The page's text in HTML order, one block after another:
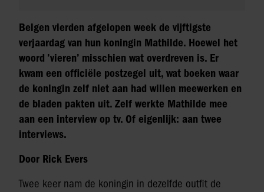
Belgen vierden afgelopen week de vijftigste
verjaardag van hun koningin Mathilde. Hoewel het
woord ’vieren’ misschien wat overdreven is. Er
kwam een officiële postzegel uit, wat boeken waar
de koningin zelf niet aan had willen meewerken en
de bladen pakten uit. Zelf werkte Mathilde mee
aan een interview op tv. Of eigenlijk: aan twee
interviews.
Door Rick Evers
Twee keer nam de koningin in dezelfde outfit de